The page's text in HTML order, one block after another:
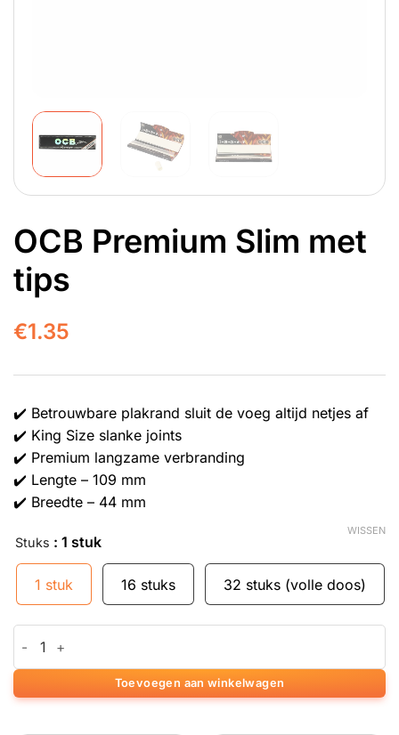
OCB Premium Slim met
tips
€1.35
✔️ Betrouwbare plakrand sluit de voeg altijd netjes af
✔️ King Size slanke joints
✔️ Premium langzame verbranding
✔️ Lengte – 109 mm
✔️ Breedte – 44 mm
Stuks : 1 stuk
1 stuk 16 stuks 32 stuks (volle doos)
WISSEN
Toevoegen aan winkelwagen